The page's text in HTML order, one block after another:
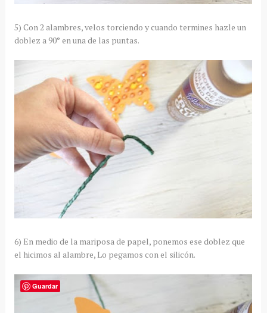
5) Con 2 alambres, velos torciendo y cuando termines hazle un
doblez a 90° en una de las puntas.
6) En medio de la mariposa de papel, ponemos ese doblez que
el hicimos al alambre, Lo pegamos con el silicón.
Guardar